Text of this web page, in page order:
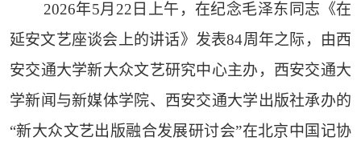
2026年5月22日上午，在纪念毛泽东同志《在
延安文艺座谈会上的讲话》发表84周年之际，由西
安交通大学新大众文艺研究中心主办，西安交通大
学新闻与新媒体学院、西安交通大学出版社承办的
“新大众文艺出版融合发展研讨会”在北京中国记协